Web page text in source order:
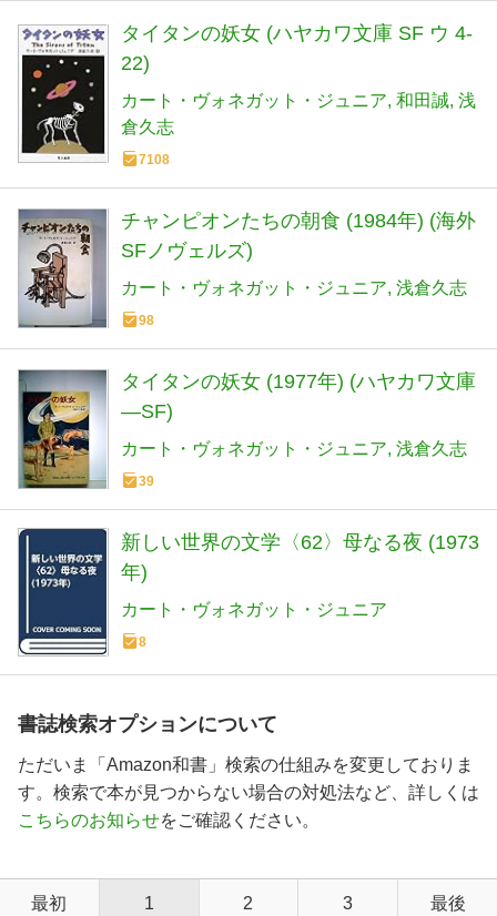
タイタンの妖女 (ハヤカワ文庫 SF ウ 4-
22)
カート・ヴォネガット・ジュニア 和田誠 浅
倉久志
7108
チャンピオンたちの朝食 (1984年) (海外
SFノヴェルズ)
カート・ヴォネガット・ジュニア 浅倉久志
98
タイタンの妖女 (1977年) (ハヤカワ文庫
―SF)
カート・ヴォネガット・ジュニア 浅倉久志
39
新しい世界の文学〈62〉母なる夜 (1973
年)
カート・ヴォネガット・ジュニア
8
書誌検索オプションについて
ただいま「Amazon和書」検索の仕組みを変更しておりま
す。検索で本が見つからない場合の対処法など、詳しくは
こちらのお知らせをご確認ください。
最初 1 2 3 最後